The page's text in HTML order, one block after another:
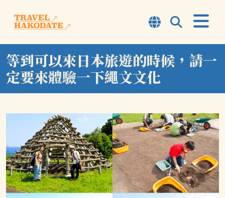
關於函館
TOP7
體驗
觀光景點
情報
等到可以來日本旅遊的時候，請一
定要來體驗一下繩文文化